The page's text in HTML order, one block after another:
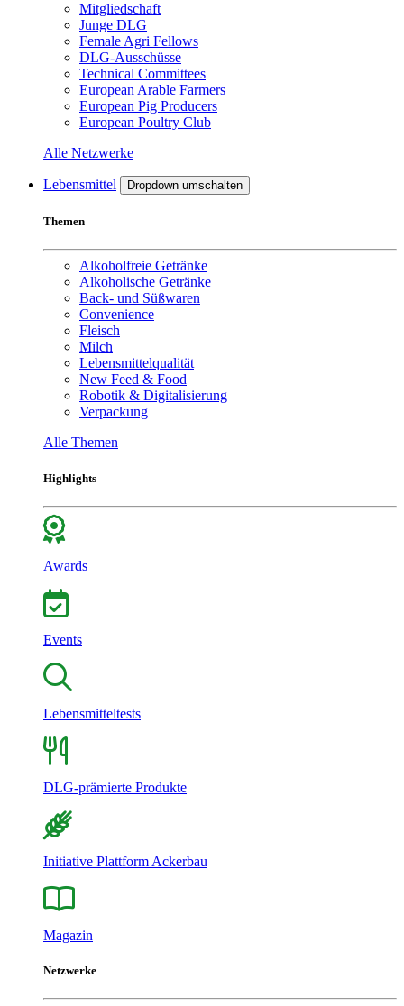
Mitgliedschaft
Junge DLG
Female Agri Fellows
DLG-Ausschüsse
Technical Committees
European Arable Farmers
European Pig Producers
European Poultry Club
Alle Netzwerke
Lebensmittel Dropdown umschalten
Themen
Alkoholfreie Getränke
Alkoholische Getränke
Back- und Süßwaren
Convenience
Fleisch
Milch
Lebensmittelqualität
New Feed & Food
Robotik & Digitalisierung
Verpackung
Alle Themen
Highlights
Awards
Events
Lebensmitteltests
DLG-prämierte Produkte
Initiative Plattform Ackerbau
Magazin
Netzwerke